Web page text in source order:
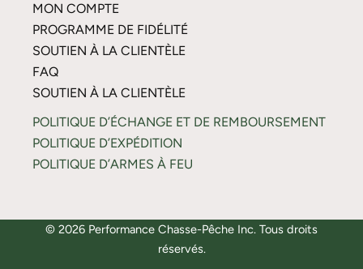
MON COMPTE
PROGRAMME DE FIDÉLITÉ
SOUTIEN À LA CLIENTÈLE
FAQ
SOUTIEN À LA CLIENTÈLE
POLITIQUE D’ÉCHANGE ET DE REMBOURSEMENT
POLITIQUE D’EXPÉDITION
POLITIQUE D’ARMES À FEU
© 2026 Performance Chasse-Pêche Inc. Tous droits
réservés.